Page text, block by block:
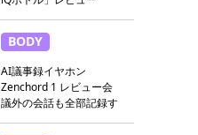
BODY
AI議事録イヤホン
Zenchord 1 レビュー会
議外の会話も全部記録す